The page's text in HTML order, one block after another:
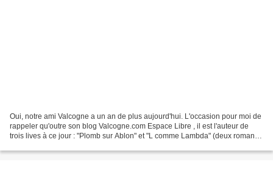
Oui, notre ami Valcogne a un an de plus aujourd'hui. L'occasion pour moi de
rappeler qu'outre son blog Valcogne.com Espace Libre , il est l'auteur de
trois lives à ce jour : "Plomb sur Ablon" et "L comme Lambda" (deux romans